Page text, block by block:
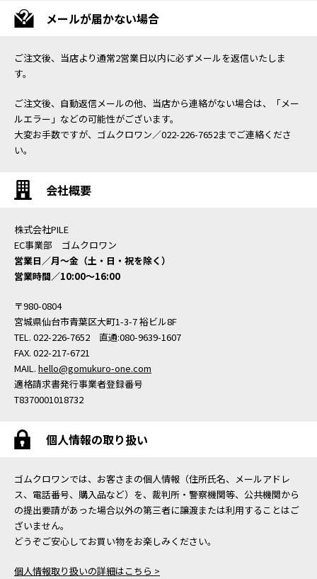
メールが届かない場合
ご注文後、当店より通常2営業日以内に必ずメールを返信いたしま
す。
ご注文後、自動返信メールの他、当店から連絡がない場合は、「メー
ルエラー」などの可能性がございます。
大変お手数ですが、ゴムクロワン／022-226-7652までご連絡くださ
い。
会社概要
株式会社PILE
EC事業部 ゴムクロワン
営業日／月〜金（土・日・祝を除く）
営業時間／10:00〜16:00
〒980-0804
宮城県仙台市青葉区大町1-3-7 裕ビル8F
TEL. 022-226-7652 直通:080-9639-1607
FAX. 022-217-6721
MAIL. hello@gomukuro-one.com
適格請求書発行事業者登録番号
T8370001018732
個人情報の取り扱い
ゴムクロワンでは、お客さまの個人情報（住所氏名、メールアドレ
ス、電話番号、購入品など）を、裁判所・警察機関等、公共機関から
の提出要請があった場合以外の第三者に譲渡または利用することはご
ざいません。
どうぞご安心してお買い物をお楽しみください。
個人情報取り扱いの詳細はこちら >